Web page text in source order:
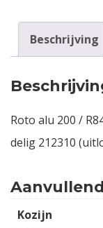
Beschrijving
Roto alu 200 /
delig 212310
Kozijn